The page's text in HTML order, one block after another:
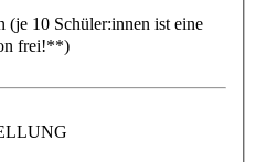
(je 10 Schüler:innen ist eine
frei!**)